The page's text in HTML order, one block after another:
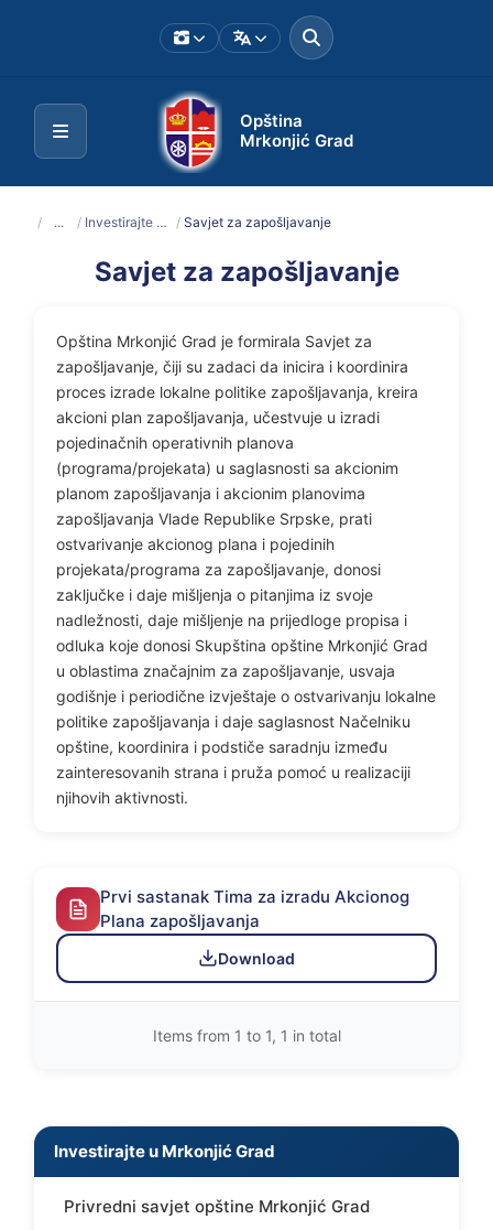
Opština
Mrkonjić Grad
/ ... / Investirajte u Mrkonjić Grad / Savjet za zapošljavanje
Savjet za zapošljavanje
Opština Mrkonjić Grad je formirala Savjet za
zapošljavanje, čiji su zadaci da inicira i koordinira
proces izrade lokalne politike zapošljavanja, kreira
akcioni plan zapošljavanja, učestvuje u izradi
pojedinačnih operativnih planova
(programa/projekata) u saglasnosti sa akcionim
planom zapošljavanja i akcionim planovima
zapošljavanja Vlade Republike Srpske, prati
ostvarivanje akcionog plana i pojedinih
projekata/programa za zapošljavanje, donosi
zaključke i daje mišljenja o pitanjima iz svoje
nadležnosti, daje mišljenje na prijedloge propisa i
odluka koje donosi Skupština opštine Mrkonjić Grad
u oblastima značajnim za zapošljavanje, usvaja
godišnje i periodične izvještaje o ostvarivanju lokalne
politike zapošljavanja i daje saglasnost Načelniku
opštine, koordinira i podstiče saradnju između
zainteresovanih strana i pruža pomoć u realizaciji
njihovih aktivnosti.
Prvi sastanak Tima za izradu Akcionog
Plana zapošljavanja
Download
Items from 1 to 1, 1 in total
Investirajte u Mrkonjić Grad
Privredni savjet opštine Mrkonjić Grad